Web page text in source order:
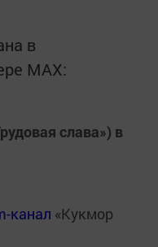
в
MАХ:
слава») в
канал «Кукмор